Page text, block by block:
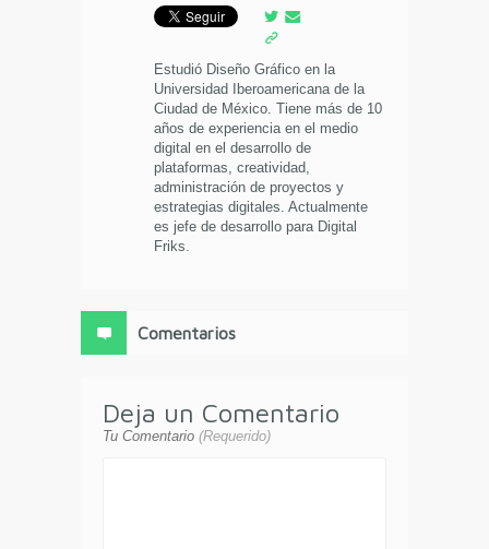
Estudió Diseño Gráfico en la
Universidad Iberoamericana de la
Ciudad de México. Tiene más de 10
años de experiencia en el medio
digital en el desarrollo de
plataformas, creatividad,
administración de proyectos y
estrategias digitales. Actualmente
es jefe de desarrollo para Digital
Friks.
Comentarios
Deja un Comentario
Tu Comentario (Requerido)